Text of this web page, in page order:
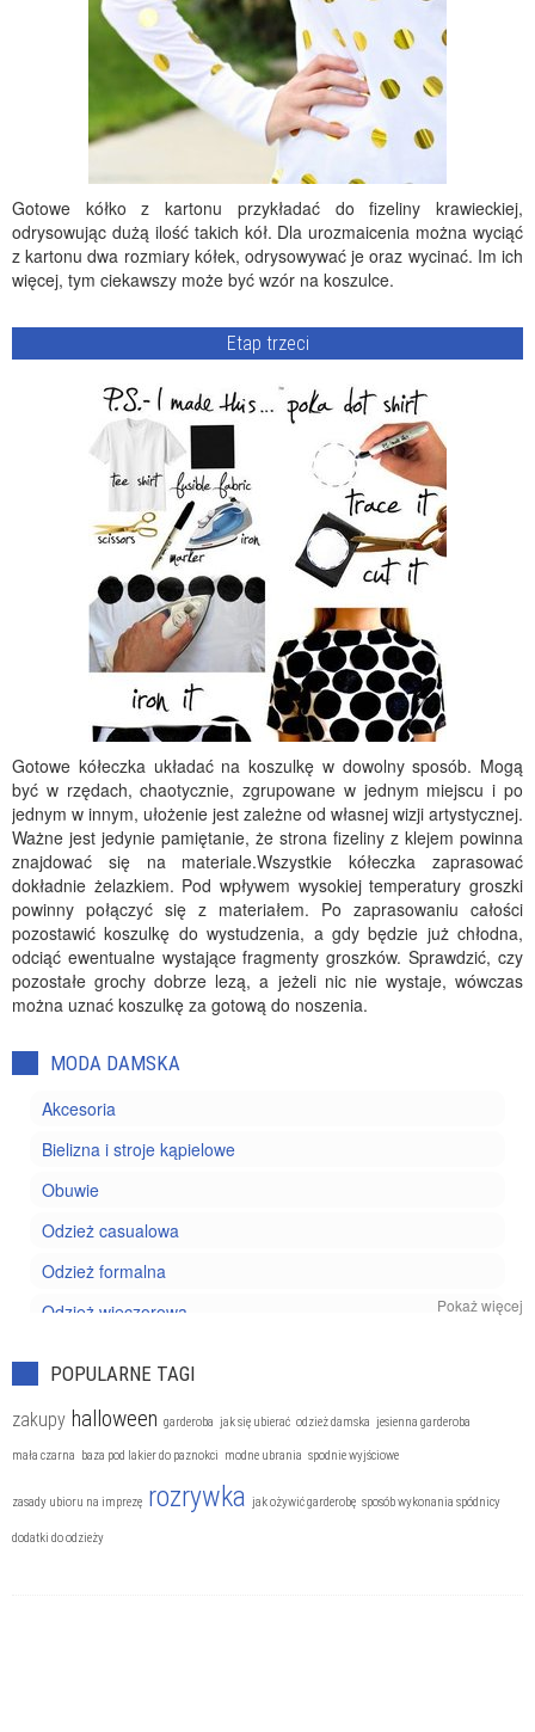
Gotowe kółko z kartonu przykładać do fizeliny krawieckiej,
odrysowując dużą ilość takich kół. Dla urozmaicenia można wyciąć
z kartonu dwa rozmiary kółek, odrysowywać je oraz wycinać. Im ich
więcej, tym ciekawszy może być wzór na koszulce.
Etap trzeci
Gotowe kółeczka układać na koszulkę w dowolny sposób. Mogą
być w rzędach, chaotycznie, zgrupowane w jednym miejscu i po
jednym w innym, ułożenie jest zależne od własnej wizji artystycznej.
Ważne jest jedynie pamiętanie, że strona fizeliny z klejem powinna
znajdować się na materiale.Wszystkie kółeczka zaprasować
dokładnie żelazkiem. Pod wpływem wysokiej temperatury groszki
powinny połączyć się z materiałem. Po zaprasowaniu całości
pozostawić koszulkę do wystudzenia, a gdy będzie już chłodna,
odciąć ewentualne wystające fragmenty groszków. Sprawdzić, czy
pozostałe grochy dobrze lezą, a jeżeli nic nie wystaje, wówczas
można uznać koszulkę za gotową do noszenia.
MODA DAMSKA
Akcesoria
Bielizna i stroje kąpielowe
Obuwie
Odzież casualowa
Odzież formalna
Odzież wieczorowa
Pokaż więcej
POPULARNE TAGI
zakupy halloween garderoba jak się ubierać odzież damska jesienna garderoba
mała czarna baza pod lakier do paznokci modne ubrania spodnie wyjściowe
zasady ubioru na imprezę rozrywka jak ożywić garderobę sposób wykonania spódnicy
dodatki do odzieży